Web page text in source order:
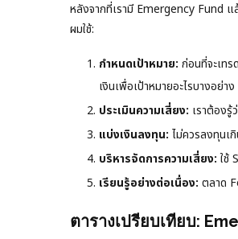
หลังจากที่เรามี Emergency Fund แ
ผมใช้:
กำหนดเป้าหมาย: ก่อนที่จะเทร
เงินเพื่อเป้าหมายอะไรบางอย่าง
ประเมินความเสี่ยง: เราต้องรู้
แบ่งเงินลงทุน: ไม่ควรลงทุนเ
บริหารจัดการความเสี่ยง:ใช้
เรียนรู้อย่างต่อเนื่อง: ตลาด
ตารางเปรียบเทียบ: